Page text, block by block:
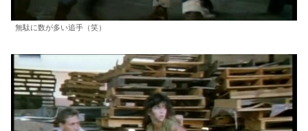
無駄に数が多い追手（笑）